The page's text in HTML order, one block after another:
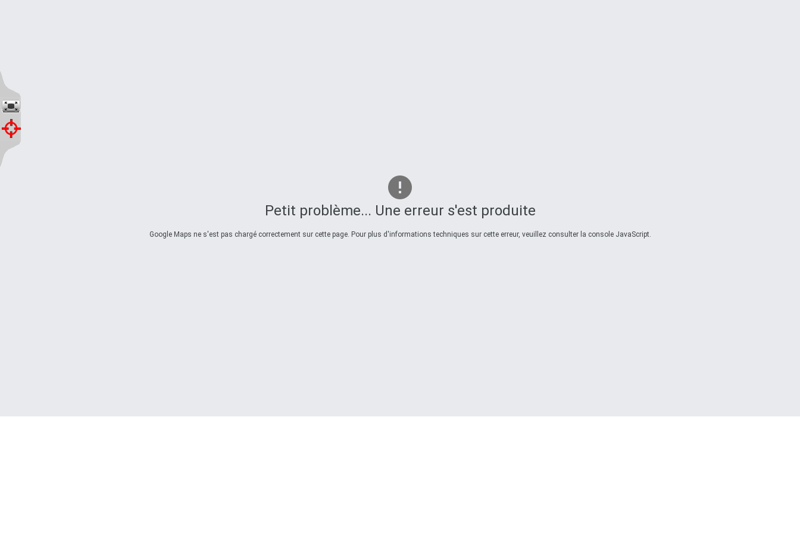
Petit problème... Une erreur s'est produite
Google Maps ne s'est pas chargé correctement sur cette page. Pour plus d'informations techniques sur cette erreur, veuillez consulter la console JavaScript.